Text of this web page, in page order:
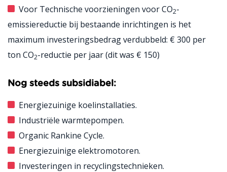
Voor Technische voorzieningen voor CO2-
emissiereductie bij bestaande inrichtingen is het
maximum investeringsbedrag verdubbeld: € 300 per
ton CO2-reductie per jaar (dit was € 150)
Nog steeds subsidiabel:
Energiezuinige koelinstallaties.
Industriële warmtepompen.
Organic Rankine Cycle.
Energiezuinige elektromotoren.
Investeringen in recyclingstechnieken.